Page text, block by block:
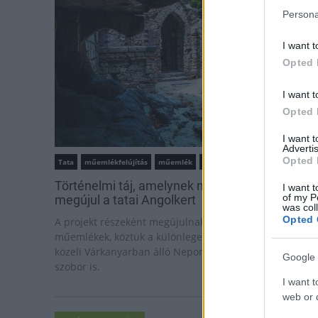
I want
Opted
I want
Opted
I want
Opted
I want
of my
was
Opted
Google
I want
web or
Tata műemlékfelújítás műemlék
Történelmi táj, amelynek minden köve mesél –
megújul a tatai Angolkert
A projekt részeként megújulnak a területen található
műemlékek, köztük a különleges Műromok, valamint a
közeli Várkanyarban álló Nepomuki Szent János híd és
szobor is.